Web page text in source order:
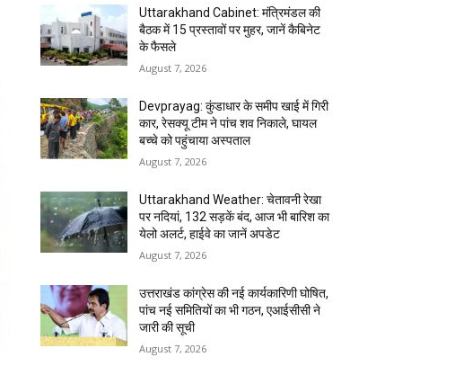
Uttarakhand Cabinet: मंत्रिमंडल की
बैठक में 15 प्रस्तावों पर मुहर, जानें कैबिनेट
के फैसले
August 7, 2026
Devprayag: कुंडाधार के समीप खाई में गिरी
कार, रेसक्यू टीम ने पांच शव निकाले, घायल
बच्चे को पहुंचाया अस्पताल
August 7, 2026
Uttarakhand Weather: चेतावनी रेखा
पर नदियां, 132 सड़कें बंद, आज भी बारिश का
येलो अलर्ट, हाईवे का जानें अपडेट
August 7, 2026
उत्तराखंड कांग्रेस की नई कार्यकारिणी घोषित,
पांच नई समितियों का भी गठन, एआईसीसी ने
जारी की सूची
August 7, 2026